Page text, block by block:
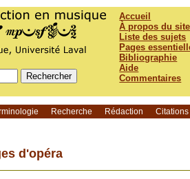
Accueil
À propos du site
Liste des sujets
Pages
Bibliographie
Aide
Commentaires
Recherche Rédaction Citations
d'opéra